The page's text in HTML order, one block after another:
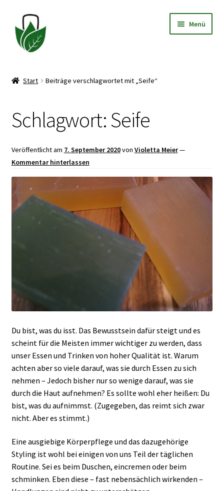
Zur
Navigation
springen
Zum
Inhalt
springen
Menü
Widerrufsbelehrung
Impressum
Start Beiträge verschlagwortet mit „Seife“
Schlagwort:Seife
Veröffentlicht am 7. September 2020von Violetta Meier—
Kommentar hinterlassen
Du bist, was du isst. Das Bewusstsein dafür steigt und es
scheint für die Meisten immer wichtiger zu werden, dass
unser Essen und Trinken von hoher Qualität ist. Warum
achten aber so viele darauf, was sie durch Essen zu sich
nehmen – Jedoch bisher nur so wenige darauf, was sie
durch die Haut aufnehmen? Es sollte wohl eher heißen: Du
bist, was du aufnimmst. (Zugegeben, das reimt sich zwar
nicht. Aber es stimmt.)
Eine ausgiebige Körperpflege und das dazugehörige
Styling ist wohl bei einigen von uns Teil der täglichen
Routine. Sei es beim Duschen, eincremen oder beim
schminken. Eben diese – fast nebensächlich wirkenden –